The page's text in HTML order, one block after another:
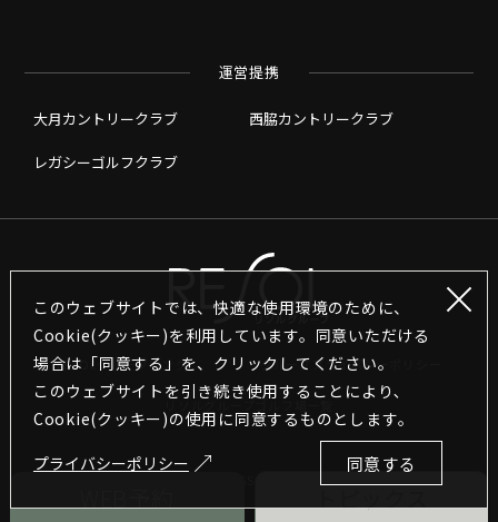
このウェブサイトでは、快適な使用環境のために、
Cookie(クッキー)を利用しています。同意いただける
場合は「同意する」を、クリックしてください。
このウェブサイトを引き続き使用することにより､
Cookie(クッキー)の使用に同意するものとします｡
プライバシーポリシー
同意する
運営提携
大月カントリークラブ 西脇カントリークラブ
レガシーゴルフクラブ
RESOLグループリンク グループプライバシーポリシー